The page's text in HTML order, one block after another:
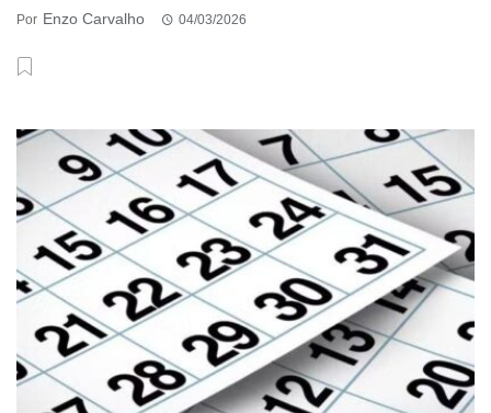
Por Enzo Carvalho 04/03/2026